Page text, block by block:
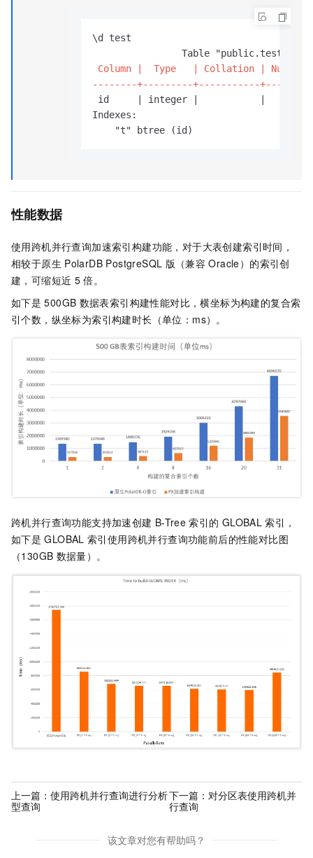
                Table "public.test"
Column |  Type   | Collation |
--------+---------+-----------
id     | integer |           |
    "t" btree (id)
性能数据
使用跨机并行查询加速索引构建功能，对于大表创建索引时间，
相较于原生 PolarDB PostgreSQL 版（兼容 Oracle） 的索引创
建，可缩短近 5 倍。
如下是 500GB 数据表索引构建性能对比，横坐标为构建的复合索
引个数，纵坐标为索引构建时长（单位：ms）。
跨机并行查询功能支持加速创建 B-Tree 索引的 GLOBAL 索引，
如下是 GLOBAL 索引使用跨机并行查询功能前后的性能对比图
（130GB 数据量）。
上一篇： 使用跨机并行查询进行分析
型查询
下一篇： 对分区表使用跨机并
行查询
该文章对您有帮助吗？